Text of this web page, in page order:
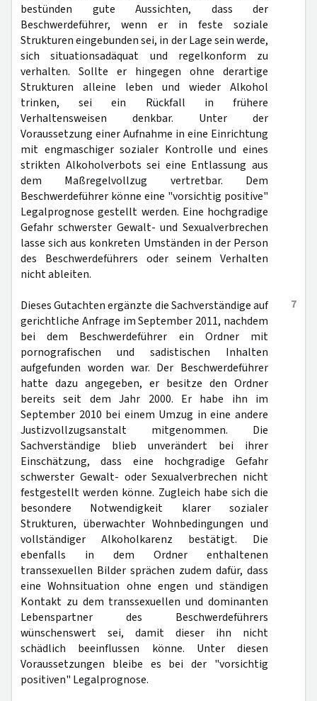
bestünden gute Aussichten, dass der
Beschwerdeführer, wenn er in feste soziale
Strukturen eingebunden sei, in der Lage sein werde,
sich situationsadäquat und regelkonform zu
verhalten. Sollte er hingegen ohne derartige
Strukturen alleine leben und wieder Alkohol
trinken, sei ein Rückfall in frühere
Verhaltensweisen denkbar. Unter der
Voraussetzung einer Aufnahme in eine Einrichtung
mit engmaschiger sozialer Kontrolle und eines
strikten Alkoholverbots sei eine Entlassung aus
dem Maßregelvollzug vertretbar. Dem
Beschwerdeführer könne eine "vorsichtig positive"
Legalprognose gestellt werden. Eine hochgradige
Gefahr schwerster Gewalt- und Sexualverbrechen
lasse sich aus konkreten Umständen in der Person
des Beschwerdeführers oder seinem Verhalten
nicht ableiten.
7
Dieses Gutachten ergänzte die Sachverständige auf
gerichtliche Anfrage im September 2011, nachdem
bei dem Beschwerdeführer ein Ordner mit
pornografischen und sadistischen Inhalten
aufgefunden worden war. Der Beschwerdeführer
hatte dazu angegeben, er besitze den Ordner
bereits seit dem Jahr 2000. Er habe ihn im
September 2010 bei einem Umzug in eine andere
Justizvollzugsanstalt mitgenommen. Die
Sachverständige blieb unverändert bei ihrer
Einschätzung, dass eine hochgradige Gefahr
schwerster Gewalt- oder Sexualverbrechen nicht
festgestellt werden könne. Zugleich habe sich die
besondere Notwendigkeit klarer sozialer
Strukturen, überwachter Wohnbedingungen und
vollständiger Alkoholkarenz bestätigt. Die
ebenfalls in dem Ordner enthaltenen
transsexuellen Bilder sprächen zudem dafür, dass
eine Wohnsituation ohne engen und ständigen
Kontakt zu dem transsexuellen und dominanten
Lebenspartner des Beschwerdeführers
wünschenswert sei, damit dieser ihn nicht
schädlich beeinflussen könne. Unter diesen
Voraussetzungen bleibe es bei der "vorsichtig
positiven" Legalprognose.